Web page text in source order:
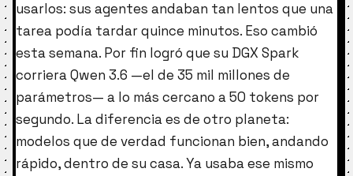
usarlos: sus agentes andaban tan lentos que una
tarea podía tardar quince minutos. Eso cambió
esta semana. Por fin logró que su DGX Spark
corriera Qwen 3.6 —el de 35 mil millones de
parámetros— a lo más cercano a 50 tokens por
segundo. La diferencia es de otro planeta:
modelos que de verdad funcionan bien, andando
rápido, dentro de su casa. Ya usaba ese mismo